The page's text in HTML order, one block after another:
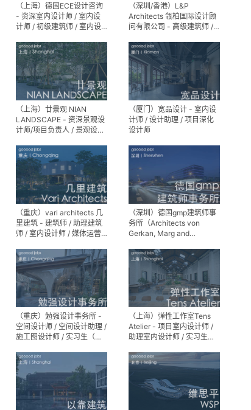
（上海）德国ECE设计咨询
- 资深室内设计师 / 室内设
计师 / 初级建筑师 / 室内设
习生
（深圳/香港）L&P
Architects 瓴柏国际设计顾
问有限公司 - 高级建筑师 /
精装设计师
（上海）廿景观 NIAN
LANDSCAPE - 资深景观设
计师/项目负责人 / 景观设计
（厦门）宽品设计 - 室内设
计师 / 设计助理 / 项目深化
设计师
（重庆）vari architects 几
里建筑 - 建筑师 / 助理建筑
师 / 室内设计师 / 媒体运营
（深圳）德国gmp建筑师事
务所（Architects von
Gerkan, Marg and
（重庆）勉强设计事务所 -
空间设计师 / 空间设计助理 /
施工图设计师 / 实习生（长
（上海）弹性工作室Tens
Atelier - 项目室内设计师 /
助理室内设计师 / 实习生